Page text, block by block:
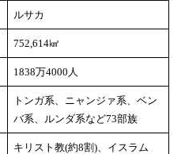
ルサカ
752,614㎢
1838万4000人
トンガ系、ニャンジァ系、ベン
バ系、ルンダ系など73部族
キリスト教(約8割)、イスラム